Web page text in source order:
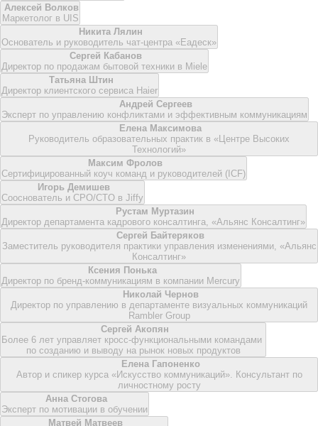
Алекcей Волков
Маркетолог в UIS
Никита Лялин
Основатель и руководитель чат-центра «Еадеск»
Сергей Кабанов
Директор по продажам бытовой техники в Miele
Татьяна Штин
Директор клиентского сервиса Haier
Андрей Сергеев
Эксперт по управлению конфликтами и эффективным коммуникациям
Елена Максимова
Руководитель образовательных практик в «Центре Высоких
Технологий»
Максим Фролов
Сертифицированный коуч команд и руководителей (ICF)
Игорь Демишев
Сооснователь и CPO/CTO в Jiffy
Рустам Муртазин
Директор департамента кадрового консалтинга, «Альянс Консалтинг»
Сергей Байтеряков
Заместитель руководителя практики управления изменениями, «Альянс
Консалтинг»
Ксения Понька
Директор по бренд-коммуникациям в компании Mercury
Николай Чернов
Директор по управлению в департаменте визуальных коммуникаций
Rambler Group
Сергей Акопян
Более 6 лет управляет кросс-функциональными командами
по созданию и выводу на рынок новых продуктов
Елена Гапоненко
Автор и спикер курса «Искусство коммуникаций». Консультант по
личностному росту
Анна Стогова
Эксперт по мотивации в обучении
Матвей Матвеев